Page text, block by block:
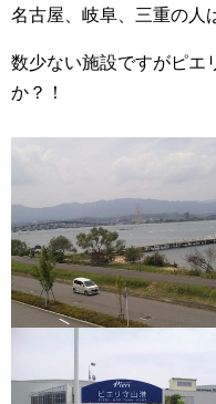
名古屋、岐阜、三重の人
数少ない施設ですがピエ
か？！